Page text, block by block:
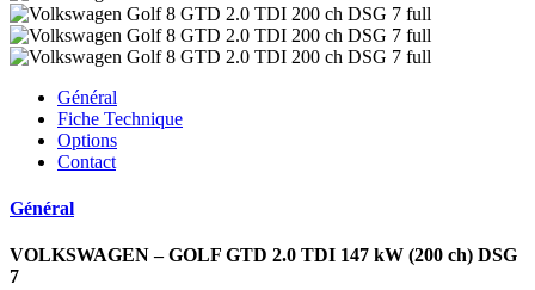
Général
Fiche Technique
Options
Contact
Général
VOLKSWAGEN – GOLF GTD 2.0 TDI 147 kW (200 ch) DSG
7